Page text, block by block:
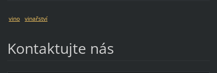
vino vinařství
Kontaktujte nás